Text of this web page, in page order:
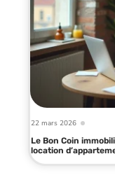
22 mars 2026
Le Bon Coin
location